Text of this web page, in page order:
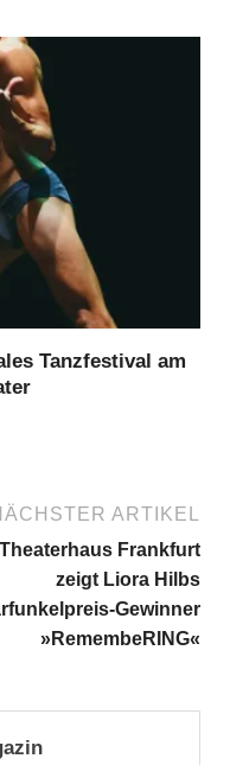
Tanzfestival am
ARTIKEL
Theaterhaus Frankfurt
zeigt Liora Hilbs
Gewinner
»RemembeRING«